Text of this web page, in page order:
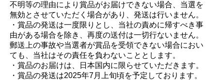
不明等の理由により賞品がお届けできない場合、当選を
無効とさせていただく場合があり、発送は行いません。
・賞品の発送は一度限りとし、当社の責めに帰すべき事
由がある場合を除き、再度の送付は一切行ないません。
郵送上の事故や当選者が賞品を受領できない場合におい
ても、当社はその責任を負わないこととします。
・賞品のお届けは、日本国内に限らせていただきます。
・賞品の発送は2025年7月上旬頃を予定しております。